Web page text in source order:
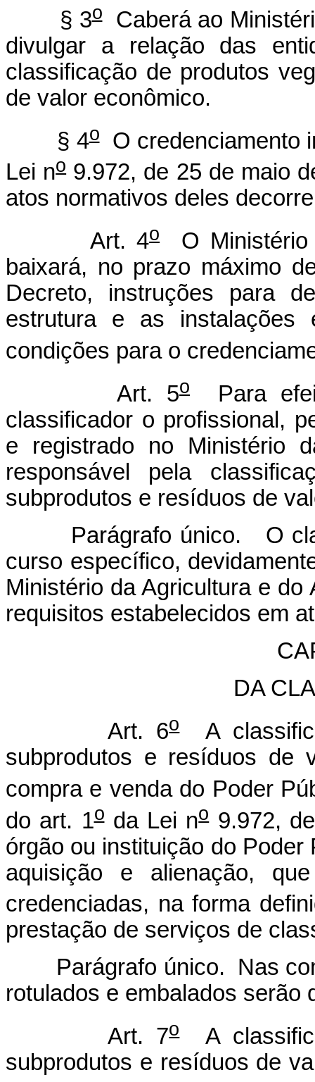
§ 3oCaberá ao
divulgar a relação das
classificação de produtos
de valor econômico.
§ 4oO credenciamento
Lei no9.972, de 25 de maio
atos normativos deles
Art. 4oO Ministério
baixará, no prazo máximo
Decreto, instruções para
estrutura e as
condições para o
Art. 5o
Para
classificador o profissional,
e registrado no Ministério
responsável pela
subprodutos e resíduos de
Parágrafo único. O
curso específico,
Ministério da Agricultura e
requisitos estabelecidos em
DA
Art. 6oA
subprodutos e resíduos de
compra e venda do Poder
do art. 1oda Lei no9.972,
órgão ou instituição do
aquisição e alienação,
credenciadas, na forma
prestação de serviços de
Parágrafo único. Nas
rotulados e embalados serão
Art. 7oA
subprodutos e resíduos de